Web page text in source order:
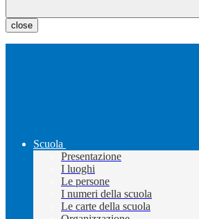
close
Scuola
Presentazione
I luoghi
Le persone
I numeri della scuola
Le carte della scuola